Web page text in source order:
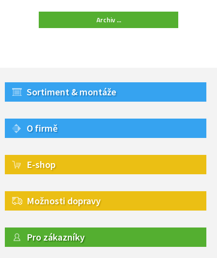
Archiv ...
Sortiment & montáže
O firmě
E-shop
Možnosti dopravy
Pro zákazníky